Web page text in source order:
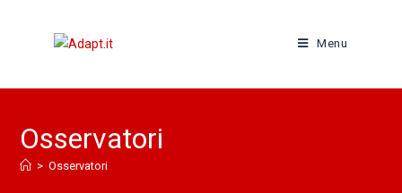
Menu
Osservatori
> Osservatori